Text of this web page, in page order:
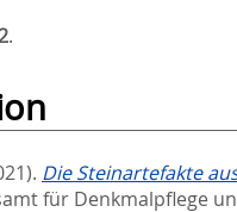
.
Die Steinartefakte
für Denkmalpflege